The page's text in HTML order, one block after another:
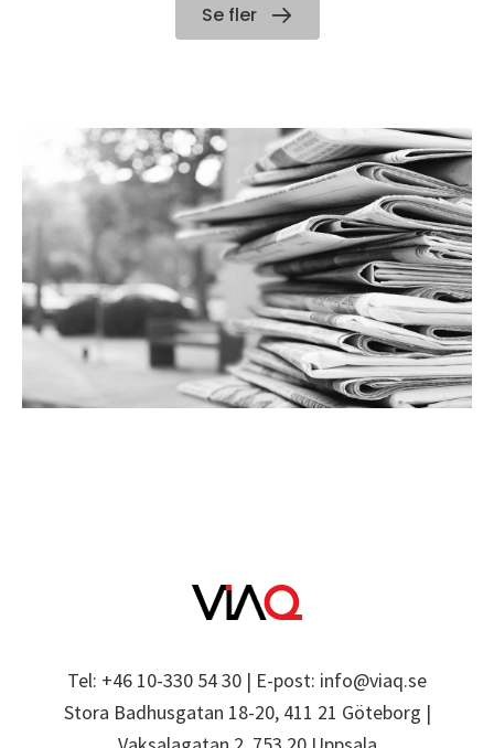
Se fler
Tel: +46 10-330 54 30 | E-post: info@viaq.se
Stora Badhusgatan 18-20, 411 21 Göteborg |